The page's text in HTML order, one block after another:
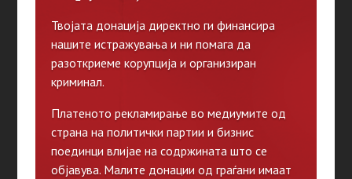
Твојата донација директно ги финансира
нашите истражувања и ни помага да
разоткриеме корупција и организиран
криминал.
Платеното рекламирање во медиумите од
страна на политички партии и бизнис
поединци влијае на содржината што се
објавува. Малите донации од граѓани имаат